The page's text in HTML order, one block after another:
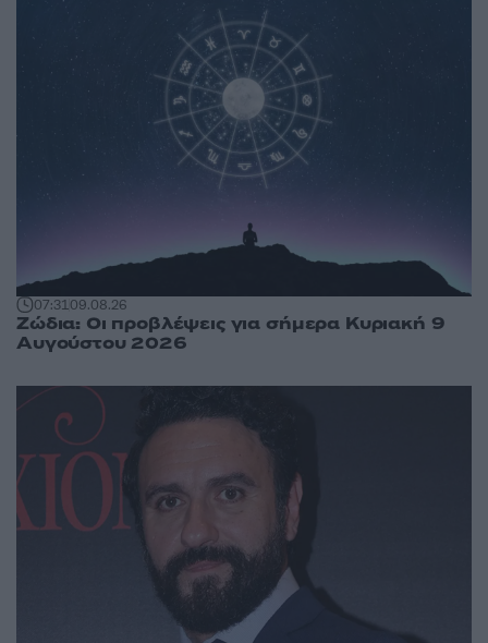
07:3109.08.26
Ζώδια: Οι προβλέψεις για σήμερα Κυριακή 9
Αυγούστου 2026